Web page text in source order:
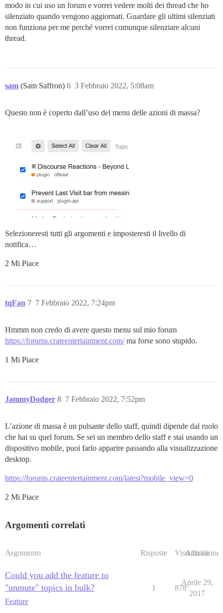
modo in cui uso un forum e vorrei vedere molti dei thread che ho
silenziato quando vengono aggiornati. Guardare gli ultimi silenziati
non funziona per me perché vorrei comunque silenziare alcuni
thread.
sam (Sam Saffron) 3 Febbraio 2022, 5:08am
6
Questo non è coperto dall’uso del menu delle azioni di massa?
Selezioneresti tutti gli argomenti e imposteresti il livello di
notifica…
2 Mi Piace
tqFan 7 Febbraio 2022, 7:24pm
7
Hmmm non credo di avere questo menu sul mio forum
https://forums.crateentertainment.com/ma forse sono stupido.
1 Mi Piace
JammyDodger 7 Febbraio 2022, 7:52pm
8
L’azione di massa è un pulsante dello staff, quindi dipende dal ruolo
che hai su quel forum. Se sei un membro dello staff e stai usando un
dispositivo mobile, puoi farlo apparire passando alla visualizzazione
desktop.
https://forums.crateentertainment.com/latest?mobile_view=0
2 Mi Piace
Argomenti correlati
Argomento Risposte Visualizzazioni
Attività
Could you add the feature to
"unmute" topics in bulk?
Feature
1 878
Aprile 29,
2017